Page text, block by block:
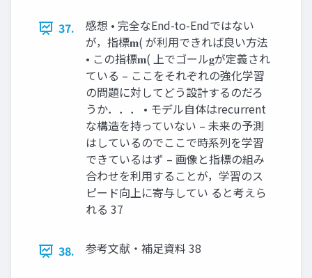
37.
感想 • 完全なEnd-to-Endではない
が，指標𝐦( が利⽤できれば良い⽅法
• この指標𝐦( 上でゴール𝐠が定義され
ている – ここをそれぞれの強化学習
の問題に対してどう設計するのだろ
うか．．． • モデル⾃体はrecurrent
な構造を持っていない – 未来の予測
はしているのでここで時系列を学習
できているはず – 画像と指標の組み
合わせを利⽤することが，学習のス
ピード向上に寄与してい ると考えら
れる 37
38. 参考⽂献・補⾜資料 38